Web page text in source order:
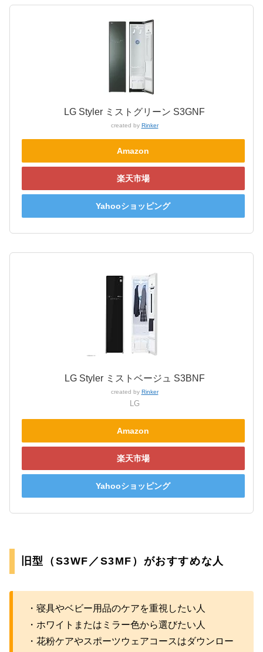
LG Styler ミストグリーン S3GNF
created by Rinker
Amazon
楽天市場
Yahooショッピング
LG Styler ミストベージュ S3BNF
created by Rinker
LG
Amazon
楽天市場
Yahooショッピング
旧型（S3WF／S3MF）がおすすめな人
・寝具やベビー用品のケアを重視したい人
・ホワイトまたはミラー色から選びたい人
・花粉ケアやスポーツウェアコースはダウンロー